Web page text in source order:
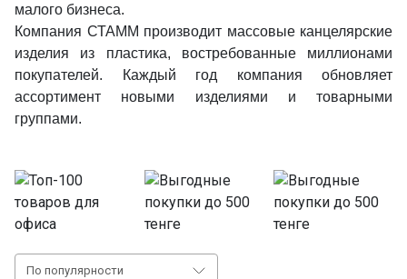
малого бизнеса.
Компания СТАММ производит массовые канцелярские
изделия из пластика, востребованные миллионами
покупателей. Каждый год компания обновляет
ассортимент новыми изделиями и товарными
группами.
По популярности